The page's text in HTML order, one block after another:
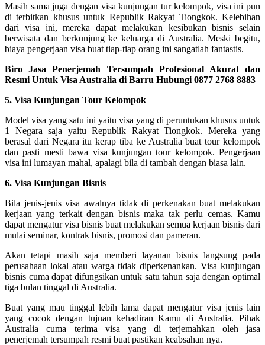
Masih sama juga dengan visa kunjungan tur kelompok, visa ini pun
di terbitkan khusus untuk Republik Rakyat Tiongkok. Kelebihan
dari visa ini, mereka dapat melakukan kesibukan bisnis selain
berwisata dan berkunjung ke keluarga di Australia. Meski begitu,
biaya pengerjaan visa buat tiap-tiap orang ini sangatlah fantastis.
Biro Jasa Penerjemah Tersumpah Profesional Akurat dan
Resmi Untuk Visa Australia di Barru Hubungi 0877 2768 8883
5. Visa Kunjungan Tour Kelompok
Model visa yang satu ini yaitu visa yang di peruntukan khusus untuk
1 Negara saja yaitu Republik Rakyat Tiongkok. Mereka yang
berasal dari Negara itu kerap tiba ke Australia buat tour kelompok
dan pasti mesti bawa visa kunjungan tour kelompok. Pengerjaan
visa ini lumayan mahal, apalagi bila di tambah dengan biasa lain.
6. Visa Kunjungan Bisnis
Bila jenis-jenis visa awalnya tidak di perkenakan buat melakukan
kerjaan yang terkait dengan bisnis maka tak perlu cemas. Kamu
dapat mengatur visa bisnis buat melakukan semua kerjaan bisnis dari
mulai seminar, kontrak bisnis, promosi dan pameran.
Akan tetapi masih saja memberi layanan bisnis langsung pada
perusahaan lokal atau warga tidak diperkenankan. Visa kunjungan
bisnis cuma dapat difungsikan untuk satu tahun saja dengan optimal
tiga bulan tinggal di Australia.
Buat yang mau tinggal lebih lama dapat mengatur visa jenis lain
yang cocok dengan tujuan kehadiran Kamu di Australia. Pihak
Australia cuma terima visa yang di terjemahkan oleh jasa
penerjemah tersumpah resmi buat pastikan keabsahan nya.